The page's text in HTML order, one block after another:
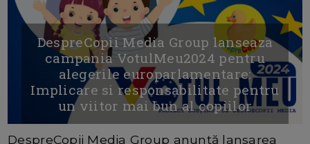
DespreCopii Media Group lanseaza
campania VotulMeu2024 pentru
alegerile europarlamentare:
Implicare si responsabilitate pentru
un viitor mai bun al copiilor
DespreCopii Media Group anunță lansarea